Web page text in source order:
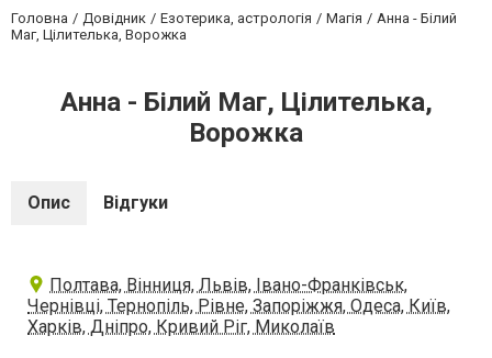
Головна Довідник Езотерика, астрологія Магія
Анна - Білий
Маг, Цілителька, Ворожка
Анна - Білий Маг, Цілителька,
Ворожка
Опис Відгуки
Полтава, Вінниця, Львів, Івано-Франківськ,
Чернівці, Тернопіль, Рівне, Запоріжжя, Одеса, Київ,
Харків, Дніпро, Кривий Ріг, Миколаїв